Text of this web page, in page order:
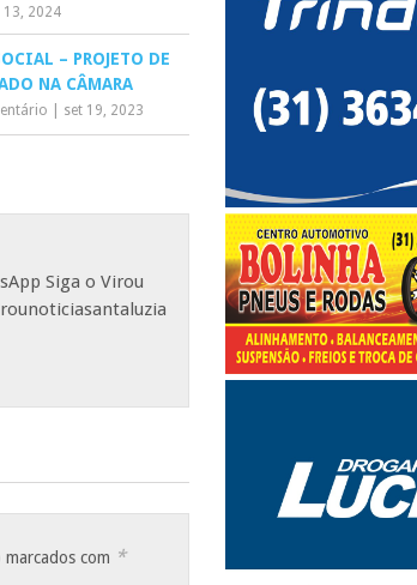
13, 2024
– PROJETO DE
NA CÂMARA
set 19, 2023
Siga o Virou
com *